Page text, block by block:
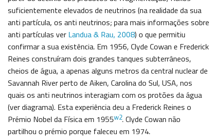
suficientemente elevados de neutrinos (na realidade da sua
anti partícula, os anti neutrinos; para mais informações sobre
anti partículas ver Landua & Rau, 2008) o que permitiu
confirmar a sua existência. Em 1956, Clyde Cowan e Frederick
Reines construíram dois grandes tanques subterrâneos,
cheios de água, a apenas alguns metros da central nuclear de
Savannah River perto de Aiken, Carolina do Sul, USA, nos
quais os anti neutrinos interagiam com os protões da água
(ver diagrama). Esta experiência deu a Frederick Reines o
Prémio Nobel da Física em 1955w2. Clyde Cowan não
partilhou o prémio porque faleceu em 1974.